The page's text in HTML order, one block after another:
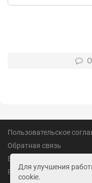
Для улучшения
cookie.
Пользовательское
Обратная связь
Вакансии
Реклама